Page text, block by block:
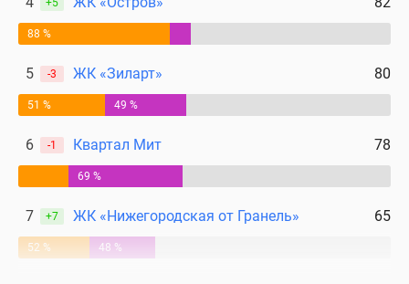
+5
88 %
5 -3 ЖК «Зиларт» 80
51 % 49 %
6 -1 Квартал Мит 78
69 %
7 +7 ЖК «Нижегородская от Гранель» 65
52 % 48 %